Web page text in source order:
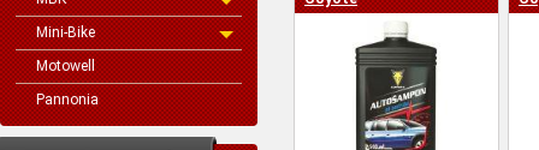
Mini-Bike
Motowell
Pannonia